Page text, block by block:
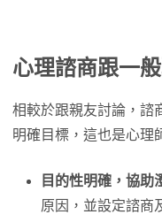
心理諮商跟一
相較於跟親友討論，諮
明確目標，這也是心理
目的性明確，協助
原因，並設定諮商